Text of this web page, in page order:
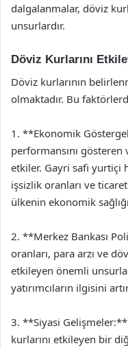
dalgalanmalar, döviz
unsurlardır.
Döviz Kurlarını
Döviz kurlarının
olmaktadır. Bu
1. **Ekonomik
performansını
etkiler. Gayri safi yurtiçi
işsizlik oranları ve
ülkenin ekonomik
2. **Merkez Bankası
oranları, para arzı ve
etkileyen önemli
yatırımcıların ilgisini
3. **Siyasi
kurlarını etkileyen bir